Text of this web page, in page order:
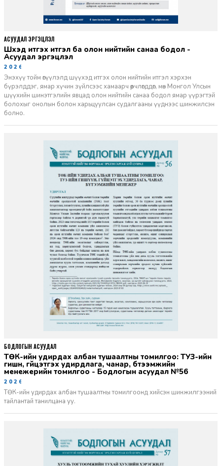
Шүүхэд итгэх итгэл ба олон нийтийн санаа бодол -
Асуудал эргэцүүлэл
2026-06-11
Энэхүү тойм өгүүлэлд шүүхэд итгэх олон нийтийн итгэл хэрхэн
бүрэлддэг, ямар хүчин зүйлсээс хамаарч өөрчлөгддөг, мөн Монгол Улсын
шүүхийн шинэтгэлийн явцад олон нийтийн санаа бодол ямар үүрэгтэй
болохыг онолын болон харьцуулсан судалгааны үүднээс шинжилсэн
болно.
АСУУДАЛ ЭРГЭЦҮҮЛЭЛ
ТӨК-ийн удирдах албан тушаалтны томилгоо: ТУЗ-ийн
гишүүн, гүйцэтгэх удирдлага, чанар, бүтээмжийн
менежерийн томилгоо - Бодлогын асуудал №56
2026-06-02
ТӨК-ийн удирдах албан тушаалтны томилгоонд хийсэн шинжилгээний
тайлантай танилцана уу.
БОДЛОГЫН АСУУДАЛ